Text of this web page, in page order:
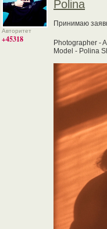
Авторитет
+45318
Polina
Принимаю
Photographer -
Model - Polina